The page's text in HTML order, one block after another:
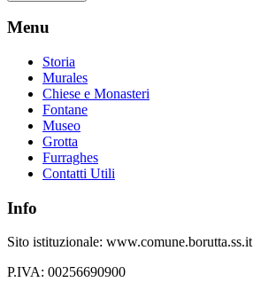
Menu
Storia
Murales
Chiese e Monasteri
Fontane
Museo
Grotta
Furraghes
Contatti Utili
Info
Sito istituzionale: www.comune.borutta.ss.it
P.IVA: 00256690900